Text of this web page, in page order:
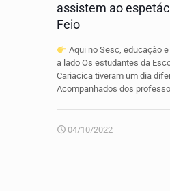
assistem ao
Feio
Aqui no Sesc, educação
a lado Os estudantes da
Cariacica tiveram um dia
Acompanhados dos
04/10/2022